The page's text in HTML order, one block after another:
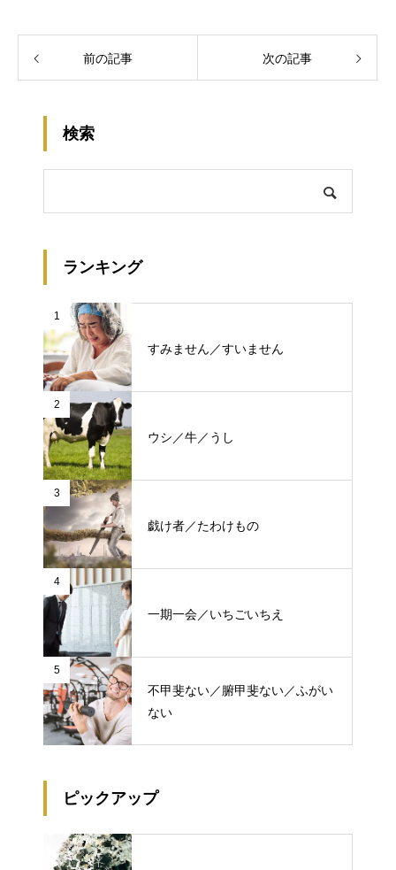
前の記事 次の記事
検索
ランキング
1
すみません／すいません
2
ウシ／牛／うし
3
戯け者／たわけもの
4
一期一会／いちごいちえ
5
不甲斐ない／腑甲斐ない／ふがい
ない
ピックアップ